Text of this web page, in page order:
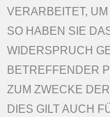
VERARBEITET,
SO HABEN SIE
WIDERSPRUCH
BETREFFENDER
ZUM ZWECKE
DIES GILT AUCH